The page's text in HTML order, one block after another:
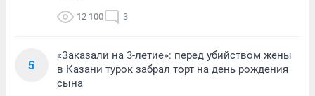
12 100 3
5
«Заказали на 3-летие»: перед убийством жены
в Казани турок забрал торт на день рождения
сына